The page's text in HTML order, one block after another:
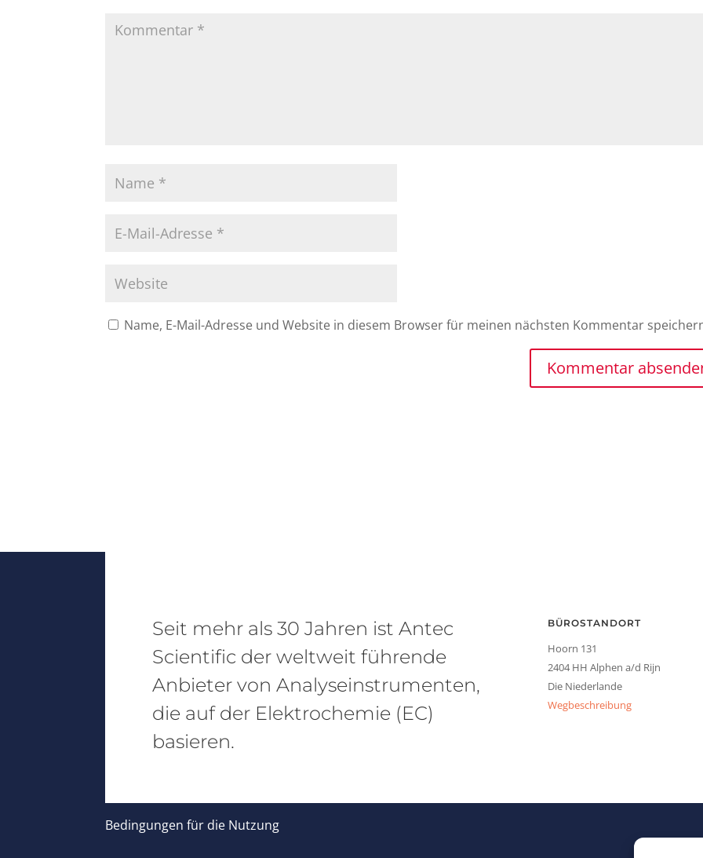
Name, E-Mail-Adresse und Website in diesem Browser für meinen nächsten Kommentar
Seit mehr als 30 Jahren ist Antec
Scientific der weltweit führende
Anbieter von Analyseinstrumenten,
die auf der Elektrochemie (EC)
basieren.
BÜROSTANDORT
Hoorn 131
2404 HH Alphen a/d Rijn
Die Niederlande
Wegbeschreibung
Bedingungen für die Nutzung